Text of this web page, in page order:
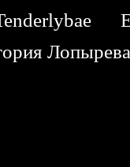
Лопырева